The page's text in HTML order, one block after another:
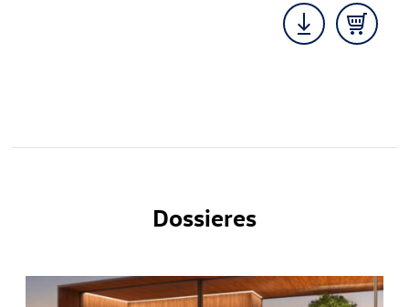
Dossieres